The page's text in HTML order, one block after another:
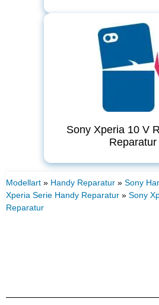
Sony Xperia 10 V
Reparatur
Modellart » Handy Reparatur » Sony
Xperia Serie Handy Reparatur » Sony
Reparatur